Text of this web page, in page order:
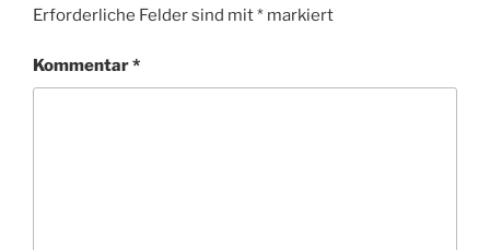
Erforderliche Felder sind mit* markiert
Kommentar*